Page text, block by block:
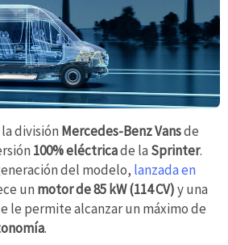
división Mercedes-Benz Vansde
100% eléctricade la Sprinter.
del modelo, lanzada en
un motor de 85 kW (114 CV)y una
le permite alcanzar un máximo de
.